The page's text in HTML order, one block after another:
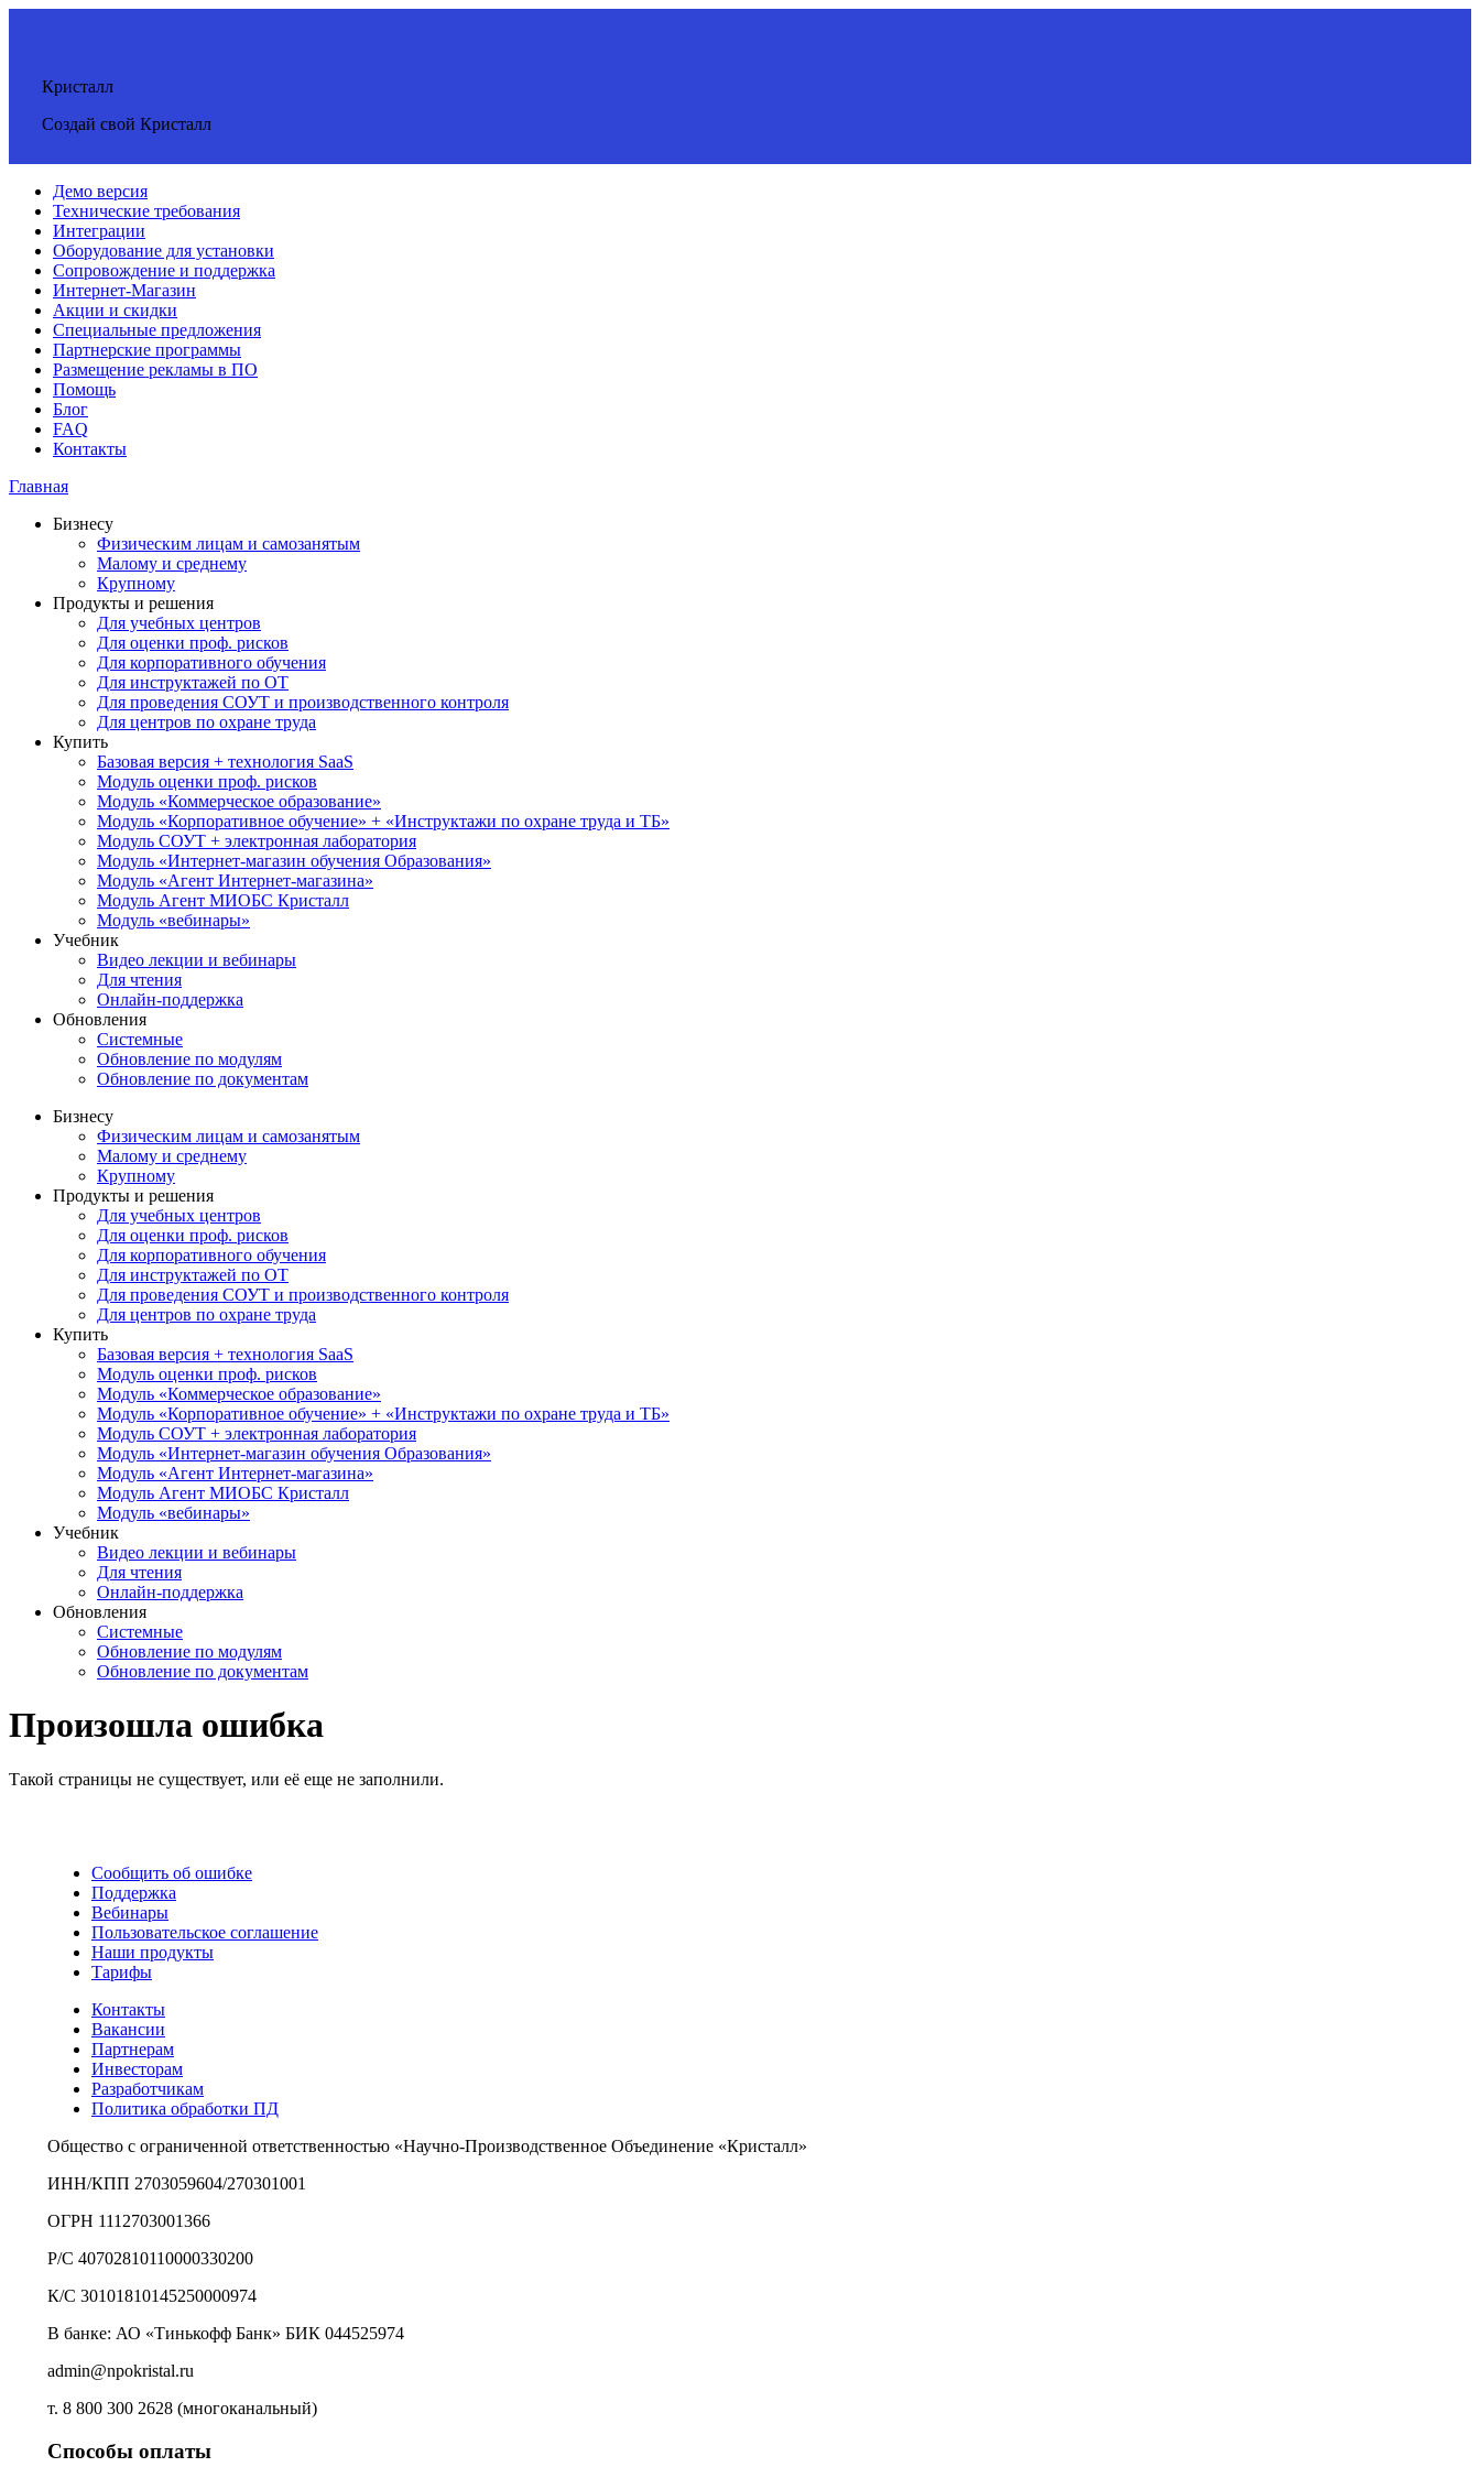
Кристалл
Создай свой Кристалл
Демо версия
Технические требования
Интеграции
Оборудование для установки
Сопровождение и поддержка
Интернет-Магазин
Акции и скидки
Специальные предложения
Партнерские программы
Размещение рекламы в ПО
Помощь
Блог
FAQ
Контакты
Главная
Бизнесу
Физическим лицам и самозанятым
Малому и среднему
Крупному
Продукты и решения
Для учебных центров
Для оценки проф. рисков
Для корпоративного обучения
Для инструктажей по ОТ
Для проведения СОУТ и производственного контроля
Для центров по охране труда
Купить
Базовая версия + технология SaaS
Модуль оценки проф. рисков
Модуль «Коммерческое образование»
Модуль «Корпоративное обучение» + «Инструктажи по охране труда и ТБ»
Модуль СОУТ + электронная лаборатория
Модуль «Интернет-магазин обучения Образования»
Модуль «Агент Интернет-магазина»
Модуль Агент МИОБС Кристалл
Модуль «вебинары»
Учебник
Видео лекции и вебинары
Для чтения
Онлайн-поддержка
Обновления
Системные
Обновление по модулям
Обновление по документам
Бизнесу
Физическим лицам и самозанятым
Малому и среднему
Крупному
Продукты и решения
Для учебных центров
Для оценки проф. рисков
Для корпоративного обучения
Для инструктажей по ОТ
Для проведения СОУТ и производственного контроля
Для центров по охране труда
Купить
Базовая версия + технология SaaS
Модуль оценки проф. рисков
Модуль «Коммерческое образование»
Модуль «Корпоративное обучение» + «Инструктажи по охране труда и ТБ»
Модуль СОУТ + электронная лаборатория
Модуль «Интернет-магазин обучения Образования»
Модуль «Агент Интернет-магазина»
Модуль Агент МИОБС Кристалл
Модуль «вебинары»
Учебник
Видео лекции и вебинары
Для чтения
Онлайн-поддержка
Обновления
Системные
Обновление по модулям
Обновление по документам
Произошла ошибка
Такой страницы не существует, или её еще не заполнили.
Сообщить об ошибке
Поддержка
Вебинары
Пользовательское соглашение
Наши продукты
Тарифы
Контакты
Вакансии
Партнерам
Инвесторам
Разработчикам
Политика обработки ПД
Общество с ограниченной ответственностью «Научно-Производственное Объединение «Кристалл»
ИНН/КПП 2703059604/270301001
ОГРН 1112703001366
Р/С 40702810110000330200
К/С 30101810145250000974
В банке: АО «Тинькофф Банк» БИК 044525974
admin@npokristal.ru
т. 8 800 300 2628 (многоканальный)
Способы оплаты